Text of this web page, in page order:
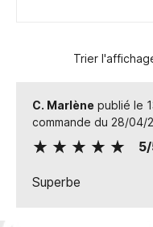
Trier
C. Marlène publié le
commande du 28/04/
Superbe